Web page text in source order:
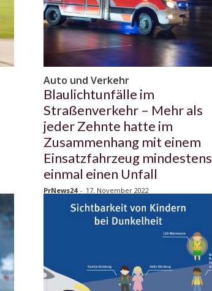
Auto und Verkehr
Blaulichtunfälle im
Straßenverkehr – Mehr als
jeder Zehnte hatte im
Zusammenhang mit einem
Einsatzfahrzeug mindestens
einmal einen Unfall
PrNews24 - 17. November 2022